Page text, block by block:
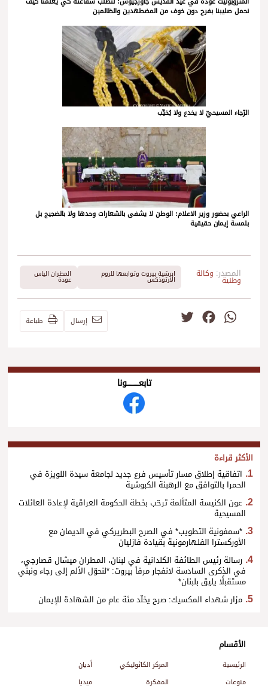
نحمل صليبنا بفرح دون خوف من المضطهدين والظالمين
الرّجاء المسيحيّ لا يخدع ولا يُخيِّب
الراعي بحضور وزير الاعلام: الوطن لا يشفى بالشعارات وحدها ولا بالضجيج بل
بلمسة إيمان حقيقية
المصدر: وكالة
وطنية
ابرشية بيروت وتوابعها للروم
الارثوذكس
المطران الياس
عودة
WhatsApp
Facebook إرسال طباعة
تابعــــــــــونا
الأكثر قراءة
اتفاقية إطلاق مسار تأسيس فرع جديد لجامعة سيدة اللويزة في
الحمرا بالتوافق مع الرهبنة الكبوشية
عون الكنيسة المتألمة ترحّب بخطة الحكومة العراقية لإعادة العائلات
المسيحية
*سمفونية التطويب* في الصرح البطريركي في الديمان مع
الأوركسترا الفلهارمونية بقيادة فازليان
رسالة رئيس الطائفة الكلدانية في لبنان، المطران ميشال قصارجي،
في الذكرى السادسة لانفجار مرفأ بيروت: *لنحوّل الألم إلى رجاء ونبني
مستقبلًا يليق بلبنان*
مزار شهداء المكسيك: صرح يخلّد مئة عام من الشهادة للإيمان
الأقسام
الرئيسية المركز الكاثوليكي
أديان
منوعات
المفكرة
ميديا